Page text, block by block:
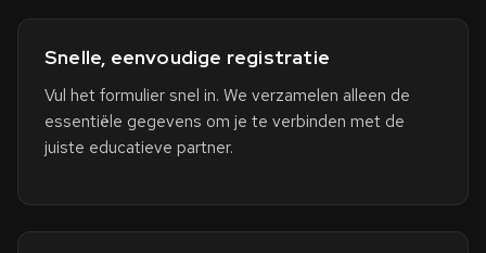
Snelle, eenvoudige registratie
Vul het formulier snel in. We verzamelen alleen de
essentiële gegevens om je te verbinden met de
juiste educatieve partner.